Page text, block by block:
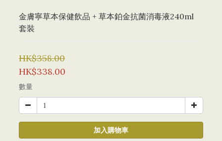
金膚寧草本保健飲品 + 草本鉑金抗菌消毒液240ml
套裝
HK$358.00
HK$338.00
數量
加入購物車